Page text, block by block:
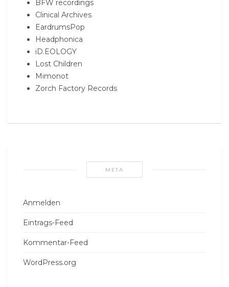
BFW recordings
Clinical Archives
EardrumsPop
Headphonica
iD.EOLOGY
Lost Children
Mimonot
Zorch Factory Records
META
Anmelden
Eintrags-Feed
Kommentar-Feed
WordPress.org